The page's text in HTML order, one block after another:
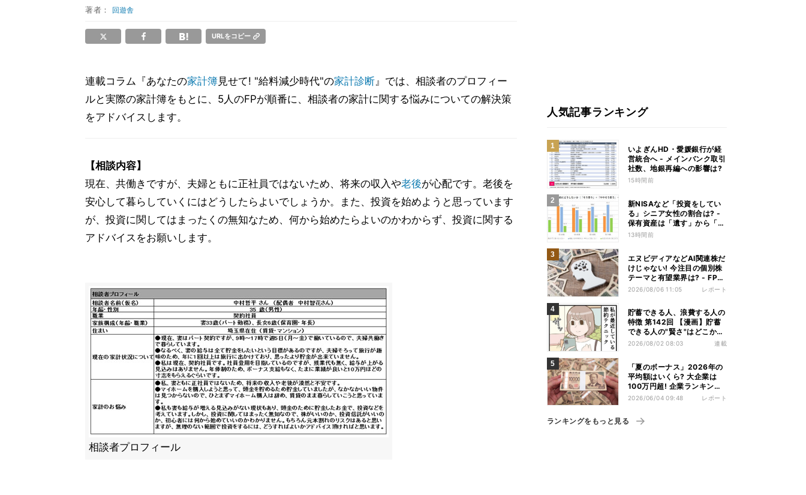
著者： 回遊舎
URLをコピー
連載コラム『あなたの家計簿見せて! "給料減少時代"の家計診断』では、相談者のプロフィー
ルと実際の家計簿をもとに、5人のFPが順番に、相談者の家計に関する悩みについての解決策
をアドバイスします。
【相談内容】
現在、共働きですが、夫婦ともに正社員ではないため、将来の収入や老後が心配です。老後を
安心して暮らしていくにはどうしたらよいでしょうか。また、投資を始めようと思っています
が、投資に関してはまったくの無知なため、何から始めたらよいのかわからず、投資に関する
アドバイスをお願いします。
相談者プロフィール
人気記事ランキング
いよぎんHD・愛媛銀行が経
営統合へ - メインバンク取引
社数、地銀再編への影響は?
15時間前
新NISAなど「投資をしてい
る」シニア女性の割合は? -
保有資産は「遺す」から「使
い切る」へ価値観がシフトか
13時間前
エヌビディアなどAI関連株だ
けじゃない! 今注目の個別株
テーマと有望業界は? - FP解
説
2026/08/06 11:05 レポート
貯蓄できる人、浪費する人の
特徴 第142回 【漫画】貯蓄
できる人の"賢さ"はどこか
ら? スーパーでの意外な習慣
2026/08/02 08:03 連載
「夏のボーナス」2026年の
平均額はいくら? 大企業は
100万円超! 企業ランキン
グ、公務員の支給額見通しを
2026/06/04 09:48 レポート
ランキングをもっと見る